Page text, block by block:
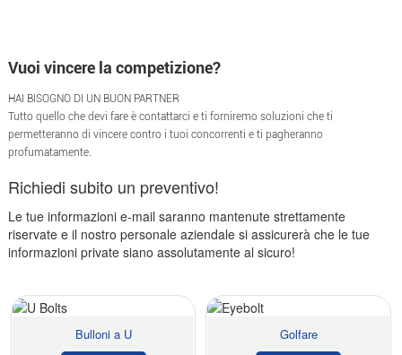
Vuoi vincere la competizione?
HAI BISOGNO DI UN BUON PARTNER
Tutto quello che devi fare è contattarci e ti forniremo soluzioni che ti
permetteranno di vincere contro i tuoi concorrenti e ti pagheranno
profumatamente.
Richiedi subito un preventivo!
Le tue informazioni e-mail saranno mantenute strettamente
riservate e il nostro personale aziendale si assicurerà che le tue
informazioni private siano assolutamente al sicuro!
Bulloni a U Golfare